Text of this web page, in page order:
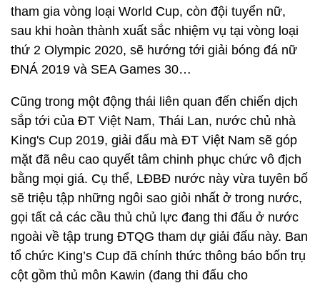
tham gia vòng loại World Cup, còn đội tuyển nữ,
sau khi hoàn thành xuất sắc nhiệm vụ tại vòng loại
thứ 2 Olympic 2020, sẽ hướng tới giải bóng đá nữ
ĐNÁ 2019 và SEA Games 30…
Cũng trong một động thái liên quan đến chiến dịch
sắp tới của ĐT Việt Nam, Thái Lan, nước chủ nhà
King's Cup 2019, giải đấu mà ĐT Việt Nam sẽ góp
mặt đã nêu cao quyết tâm chinh phục chức vô địch
bằng mọi giá. Cụ thể, LĐBĐ nước này vừa tuyên bố
sẽ triệu tập những ngôi sao giỏi nhất ở trong nước,
gọi tất cả các cầu thủ chủ lực đang thi đấu ở nước
ngoài về tập trung ĐTQG tham dự giải đấu này. Ban
tổ chức King’s Cup đã chính thức thông báo bốn trụ
cột gồm thủ môn Kawin (đang thi đấu cho